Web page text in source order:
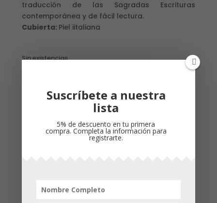
traducción de las Sagradas Escrituras
contemporánea y de fácil lectura.
Cubierta: Piel iitaliana
Sin existencias
Descripción
Propiedades
: 9780829756647
: 1,023kg
Suscríbete a nuestra
lista
5% de descuento en tu primera
compra. Completa la información para
registrarte.